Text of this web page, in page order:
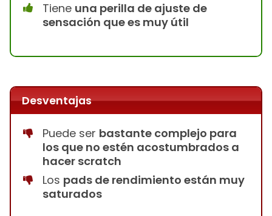
Tiene una perilla de ajuste de
sensación que es muy útil
Desventajas
Puede ser bastante complejo para
los que no estén acostumbrados a
hacer scratch
Los pads de rendimiento están muy
saturados